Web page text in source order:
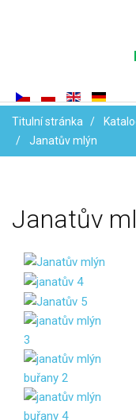
Titulní stránka
Janatův mlýn
Janatův
Vaše jméno